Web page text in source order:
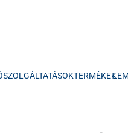
SZOLGÁLTATÁSOKTERMÉKEK